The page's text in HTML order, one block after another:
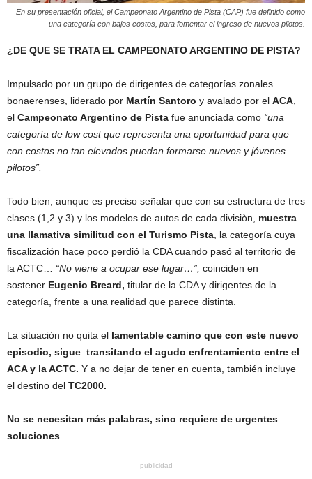
En su presentación oficial, el Campeonato Argentino de Pista (CAP) fue definido como
una categoría con bajos costos, para fomentar el ingreso de nuevos pilotos.
¿DE QUE SE TRATA EL CAMPEONATO ARGENTINO DE PISTA?
Impulsado por un grupo de dirigentes de categorías zonales
bonaerenses, liderado por Martín Santoro y avalado por el ACA
el Campeonato Argentino de Pista fue anunciada como “una
categoría de low cost que representa una oportunidad para que
con costos no tan elevados puedan formarse nuevos y jóvenes
pilotos”.
Todo bien, aunque es preciso señalar que con su estructura de tres
clases (1,2 y 3) y los modelos de autos de cada divisiòn, muestra
una llamativa similitud con el Turismo Pista , la categoría cuya
fiscalización hace poco perdió la CDA cuando pasó al territorio de
la ACTC… “No viene a ocupar ese lugar…”, coinciden en
sostener Eugenio Breard, titular de la CDA y dirigentes de la
categoría, frente a una realidad que parece distinta.
La situación no quita el lamentable camino que con este nuevo
episodio, sigue transitando el agudo enfrentamiento entre el
ACA y la ACTC. Y a no dejar de tener en cuenta, también incluye
el destino del TC2000.
No se necesitan más palabras, sino requiere de urgentes
soluciones
publicidad